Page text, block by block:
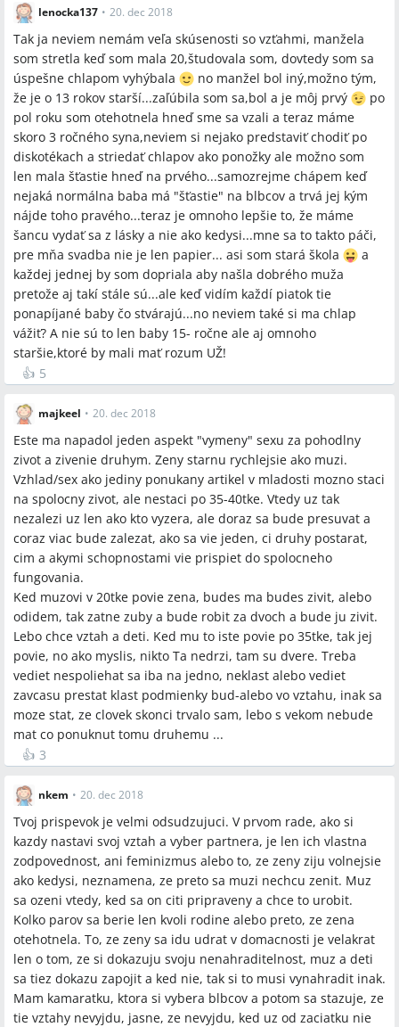
lenocka137 • 20. dec 2018
Tak ja neviem nemám veľa skúsenosti so vzťahmi, manžela
som stretla keď som mala 20,študovala som, dovtedy som sa
úspešne chlapom vyhýbala
no manžel bol iný,možno tým,
že je o 13 rokov starší...zaľúbila som sa,bol a je môj prvý
po
pol roku som otehotnela hneď sme sa vzali a teraz máme
skoro 3 ročného syna,neviem si nejako predstaviť chodiť po
diskotékach a striedať chlapov ako ponožky ale možno som
len mala šťastie hneď na prvého...samozrejme chápem keď
nejaká normálna baba má "šťastie" na blbcov a trvá jej kým
nájde toho pravého...teraz je omnoho lepšie to, že máme
šancu vydať sa z lásky a nie ako kedysi...mne sa to takto páči,
pre mňa svadba nie je len papier... asi som stará škola
a
každej jednej by som dopriala aby našla dobrého muža
pretože aj takí stále sú...ale keď vidím každí piatok tie
ponapíjané baby čo stvárajú...no neviem také si ma chlap
vážiť? A nie sú to len baby 15- ročne ale aj omnoho
staršie,ktoré by mali mať rozum UŽ!
👍 5
majkeel • 20. dec 2018
Este ma napadol jeden aspekt "vymeny" sexu za pohodlny
zivot a zivenie druhym. Zeny starnu rychlejsie ako muzi.
Vzhlad/sex ako jediny ponukany artikel v mladosti mozno staci
na spolocny zivot, ale nestaci po 35-40tke. Vtedy uz tak
nezalezi uz len ako kto vyzera, ale doraz sa bude presuvat a
coraz viac bude zalezat, ako sa vie jeden, ci druhy postarat,
cim a akymi schopnostami vie prispiet do spolocneho
fungovania.
Ked muzovi v 20tke povie zena, budes ma budes zivit, alebo
odidem, tak zatne zuby a bude robit za dvoch a bude ju zivit.
Lebo chce vztah a deti. Ked mu to iste povie po 35tke, tak jej
povie, no ako myslis, nikto Ta nedrzi, tam su dvere. Treba
vediet nespoliehat sa iba na jedno, neklast alebo vediet
zavcasu prestat klast podmienky bud-alebo vo vztahu, inak sa
moze stat, ze clovek skonci trvalo sam, lebo s vekom nebude
mat co ponuknut tomu druhemu ...
👍 3
nkem • 20. dec 2018
Tvoj prispevok je velmi odsudzujuci. V prvom rade, ako si
kazdy nastavi svoj vztah a vyber partnera, je len ich vlastna
zodpovednost, ani feminizmus alebo to, ze zeny ziju volnejsie
ako kedysi, neznamena, ze preto sa muzi nechcu zenit. Muz
sa ozeni vtedy, ked sa on citi pripraveny a chce to urobit.
Kolko parov sa berie len kvoli rodine alebo preto, ze zena
otehotnela. To, ze zeny sa idu udrat v domacnosti je velakrat
len o tom, ze si dokazuju svoju nenahraditelnost, muz a deti
sa tiez dokazu zapojit a ked nie, tak si to musi vynahradit inak.
Mam kamaratku, ktora si vybera blbcov a potom sa stazuje, ze
tie vztahy nevyjdu, jasne, ze nevyjdu, ked uz od zaciatku nie